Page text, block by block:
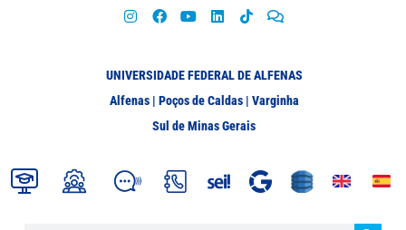
UNIVERSIDADE FEDERAL DE ALFENAS
Alfenas | Poços de Caldas | Varginha
Sul de Minas Gerais